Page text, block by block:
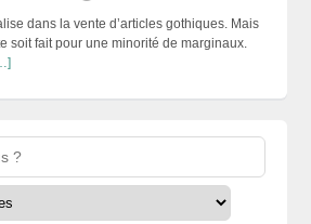
dans la vente d’articles gothiques. Mais
soit fait pour une minorité de marginaux.